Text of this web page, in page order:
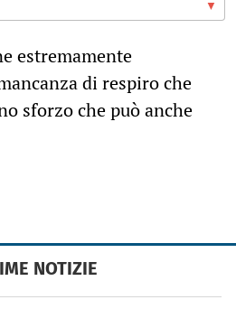
estremamente
di respiro che
sforzo che può anche
NOTIZIE